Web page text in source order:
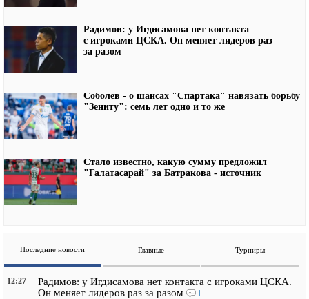
Радимов: у Игдисамова нет контакта
с игроками ЦСКА. Он меняет лидеров раз
за разом
Соболев - о шансах "Спартака" навязать борьбу
"Зениту": семь лет одно и то же
Стало известно, какую сумму предложил
"Галатасарай" за Батракова - источник
Последние новости Главные Турниры
12:27
Радимов: у Игдисамова нет контакта с игроками ЦСКА.
Он меняет лидеров раз за разом
1